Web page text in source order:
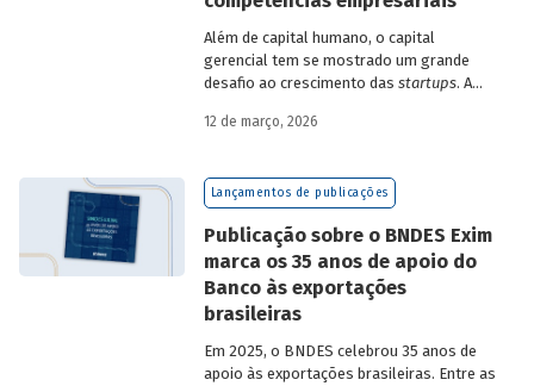
Além de capital humano, o capital
gerencial tem se mostrado um grande
desafio ao crescimento das startups. A
como programas de aceleração têm
desafio.
12 de março, 2026
Lançamentos de publicações
Publicação sobre o BNDES Exim
marca os 35 anos de apoio do
Banco às exportações
brasileiras
Em 2025, o BNDES celebrou 35 anos de
apoio às exportações brasileiras. Entre as